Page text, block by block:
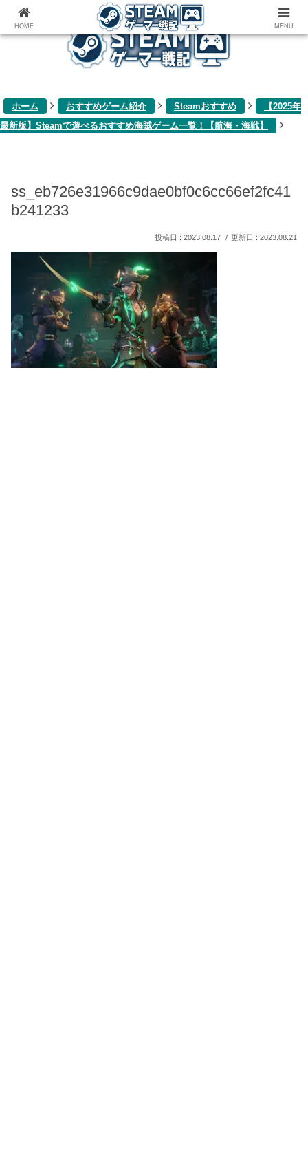
ゲーム関連雑記ブログ
ホーム おすすめゲーム紹介 Steamおすすめ
【2025年
最新版】Steamで遊べるおすすめ海賊ゲーム一覧！【航海・海戦】
ss_eb726e31966c9dae0bf0c6cc66ef2fc41
b241233
2023.08.17 2023.08.21
HOME MENU